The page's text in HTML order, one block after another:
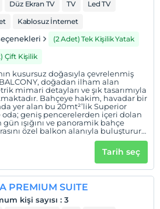
Düz Ekran TV TV
Led TV
Kablosuz İnternet
(2 Adet) Tek Kişilik Yatak
Çift Kişilik
kusursuz doğasıyla çevrelenmiş
doğadan ilham alan
mimari detayları ve şık tasarımıyla
Bahçeye hakim, havadar bir
yer alan bu 20mt²’lik Superior
oda; geniş pencerelerden içeri dolan
ışığını ve panoramik bahçe
özel balkon alanıyla buluşturur.
dinginliğini ferah bir açıdan
atmosferi ve üst düzey hizmet
konforlu bir kaçamak arayan
için titizlikle tasarlanmıştır.
Tarih seç
PREMIUM SUITE
kişi sayısı : 3